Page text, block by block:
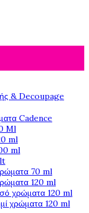
& Decoupage
Cadence
Ml
ml
ml
70 ml
120 ml
χρώματα 120 ml
χρώματα 120 ml